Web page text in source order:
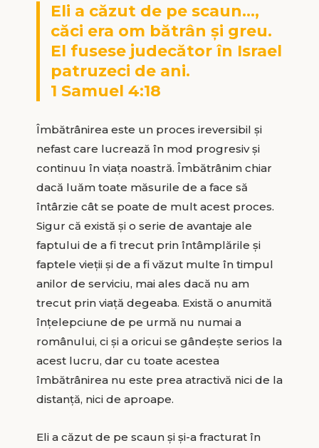
Eli a căzut de pe scaun…,
căci era om bătrân și greu.
El fusese judecător în Israel
patruzeci de ani.
1 Samuel 4:18
Îmbătrânirea este un proces ireversibil și
nefast care lucrează în mod progresiv și
continuu în viața noastră. Îmbătrânim chiar
dacă luăm toate măsurile de a face să
întârzie cât se poate de mult acest proces.
Sigur că există și o serie de avantaje ale
faptului de a fi trecut prin întâmplările și
faptele vieții și de a fi văzut multe în timpul
anilor de serviciu, mai ales dacă nu am
trecut prin viață degeaba. Există o anumită
înțelepciune de pe urmă nu numai a
românului, ci și a oricui se gândește serios la
acest lucru, dar cu toate acestea
îmbătrânirea nu este prea atractivă nici de la
distanță, nici de aproape.
Eli a căzut de pe scaun și și-a fracturat în